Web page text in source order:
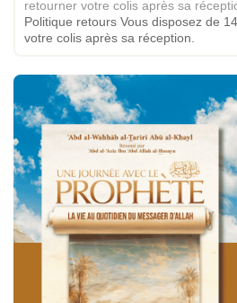
Politique retours Vous disposez de
votre colis après sa réception.